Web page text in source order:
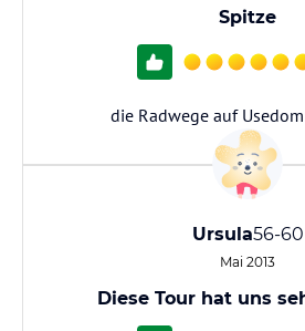
Spitze
die Radwege auf
Ursula56-60
Mai 2013
Diese Tour hat uns